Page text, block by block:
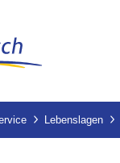
Lebenslagen